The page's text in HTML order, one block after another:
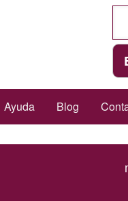
Ayuda Blog